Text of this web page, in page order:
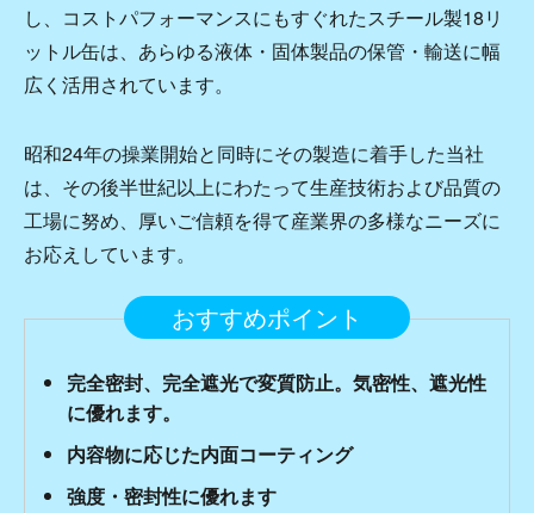
し、コストパフォーマンスにもすぐれたスチール製18リ
ットル缶は、あらゆる液体・固体製品の保管・輸送に幅
広く活用されています。
昭和24年の操業開始と同時にその製造に着手した当社
は、その後半世紀以上にわたって生産技術および品質の
工場に努め、厚いご信頼を得て産業界の多様なニーズに
お応えしています。
おすすめポイント
完全密封、完全遮光で変質防止。気密性、遮光性
に優れます。
内容物に応じた内面コーティング
強度・密封性に優れます